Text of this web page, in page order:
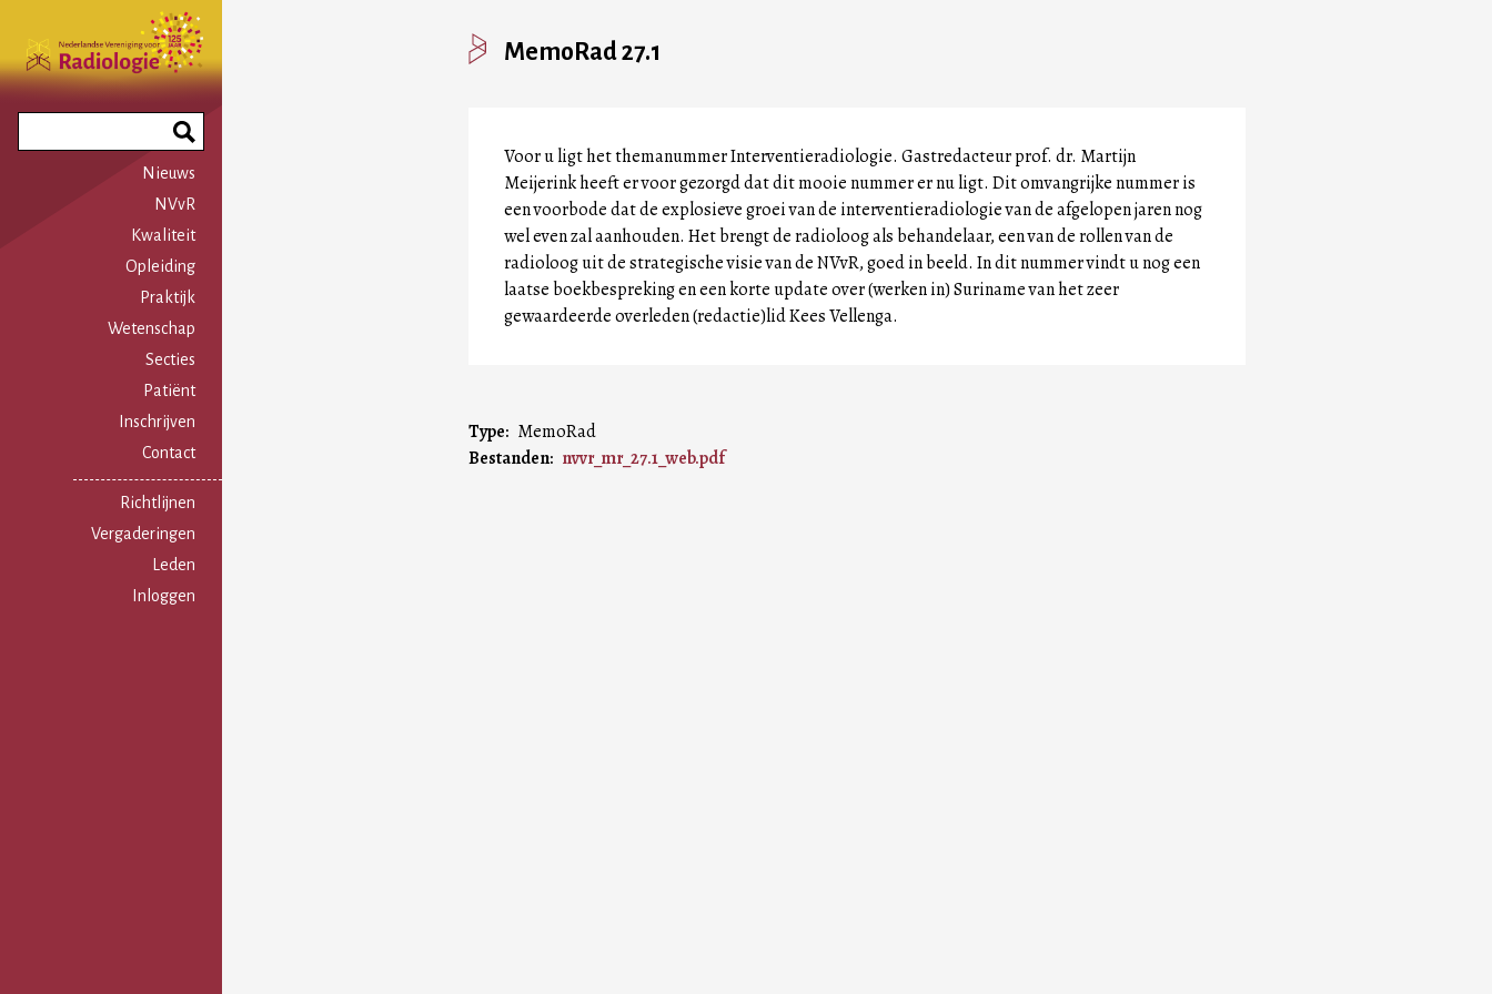
naar
de
inhoud
gaan
Phrase
Nieuws
NVvR
Kwaliteit
Opleiding
Praktijk
Wetenschap
Secties
Patiënt
Inschrijven
Contact
Gebruikersmenu
Richtlijnen
Vergaderingen
Leden
Inloggen
MemoRad 27.1
Voor u ligt het themanummer Interventieradiologie. Gastredacteur prof. dr. Martijn
Meijerink heeft er voor gezorgd dat dit mooie nummer er nu ligt. Dit omvangrijke nummer is
een voorbode dat de explosieve groei van de interventieradiologie van de afgelopen jaren nog
wel even zal aanhouden. Het brengt de radioloog als behandelaar, een van de rollen van de
radioloog uit de strategische visie van de NVvR, goed in beeld. In dit nummer vindt u nog een
laatse boekbespreking en een korte update over (werken in) Suriname van het zeer
gewaardeerde overleden (redactie)lid Kees Vellenga.
Type MemoRad
Bestanden nvvr_mr_27.1_web.pdf